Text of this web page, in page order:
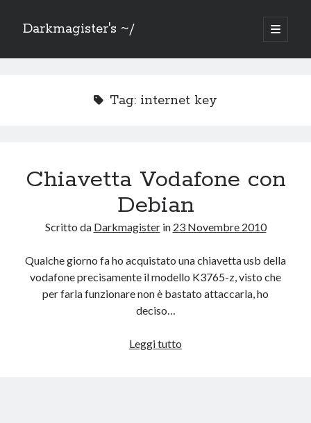
Darkmagister's ~/
apri
menu
Barra
Mercatino
Sezione dedicata alla svendita di oggetti che ho: doppi, non uso più o
Vai alMercatino
Grazie a
Tag: internet key
Chiavetta Vodafone con
Debian
Scritto da Darkmagisterin 23 Novembre 2010
Qualche giorno fa ho acquistato una chiavetta usb della
vodafone precisamente il modello K3765-z, visto che
per farla funzionare non è bastato attaccarla, ho
deciso…
Leggi tutto